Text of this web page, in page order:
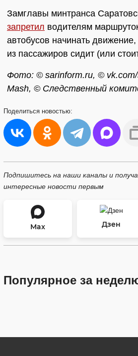
Замглавы минтранса
запретил водителям
автобусов начинать
из пассажиров сидит (или
Фото: © sarinform.ru, ©
Mash, © Следственный
Поделиться новостью:
Подпишитесь на наши каналы и
интересные новости первым
Max Дзен
Популярное за